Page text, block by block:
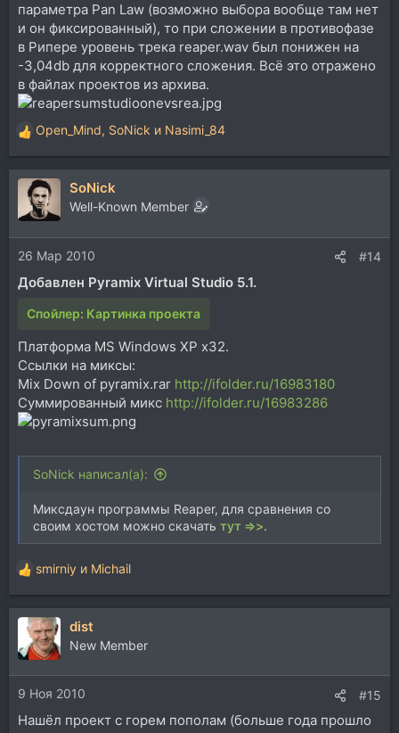
параметра Pan Law (возможно выбора вообще там нет
и он фиксированный), то при сложении в противофазе
в Рипере уровень трека reaper.wav был понижен на
-3,04db для корректного сложения. Всё это отражено
в файлах проектов из архива.
Р
е
а
и
и
:
Open_Mind, SoNick и Nasimi_84
SoNick
Well-Known Member
26 Мар 2010 #14
Добавлен Pyramix Virtual Studio 5.1.
Спойлер: Картинка проекта
Платформа MS Windows XP x32.
Ссылки на миксы:
Mix Down of pyramix.rar http://ifolder.ru/16983180
Суммированный микс http://ifolder.ru/16983286
SoNick написал(а):
Миксдаун программы Reaper, для сравнения со
своим хостом можно скачать тут =>>.
Р
е
а
и
и
:
smirniy и Michail
dist
New Member
9 Ноя 2010 #15
Нашёл проект с горем пополам (больше года прошло